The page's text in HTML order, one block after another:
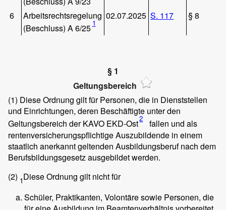
6
Arbeitsrechtsregelung
(Beschluss) A 6/25 1
02.07.2025 S. 117 § 8
§ 1
Geltungsbereich
(1) Diese Ordnung gilt für Personen, die in Dienststellen
und Einrichtungen, deren Beschäftigte unter den
Geltungsbereich der KAVO EKD-Ost2
fallen und als
rentenversicherungspflichtige Auszubildende in einem
staatlich anerkannt geltenden Ausbildungsberuf nach dem
Berufsbildungsgesetz ausgebildet werden.
(2) 1Diese Ordnung gilt nicht für
Schüler, Praktikanten, Volontäre sowie Personen, die